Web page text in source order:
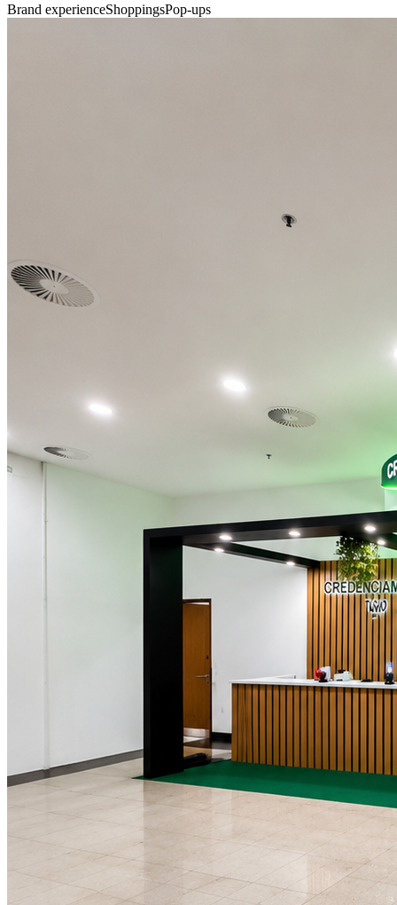
Brand experienceShoppingsPop-ups